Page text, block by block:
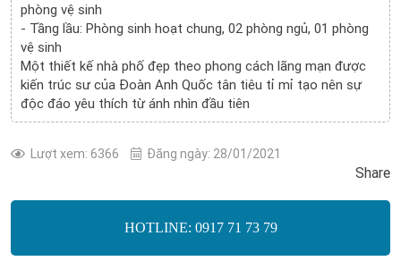
phòng vệ sinh
- Tầng lầu: Phòng sinh hoạt chung, 02 phòng ngủ, 01 phòng
vệ sinh
Một thiết kế nhà phố đẹp theo phong cách lãng mạn được
kiến trúc sư của Đoàn Anh Quốc tân tiêu tỉ mỉ tạo nên sự
độc đáo yêu thích từ ánh nhìn đầu tiên
Lượt xem: 6366 Đăng ngày: 28/01/2021
Share
HOTLINE: 0917 71 73 79